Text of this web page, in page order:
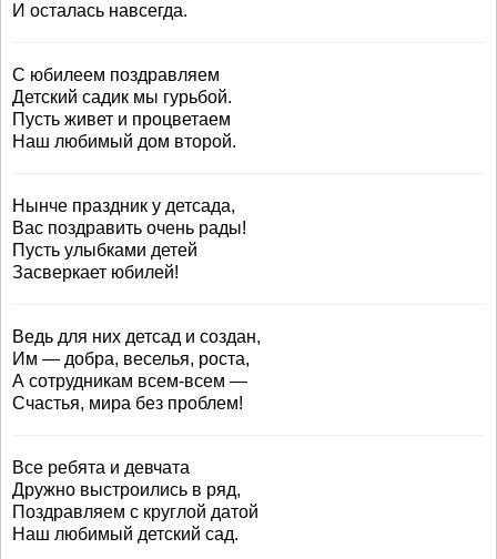
И осталась навсегда.
С юбилеем поздравляем
Детский садик мы гурьбой.
Пусть живет и процветаем
Наш любимый дом второй.
Нынче праздник у детсада,
Вас поздравить очень рады!
Пусть улыбками детей
Засверкает юбилей!
Ведь для них детсад и создан,
Им — добра, веселья, роста,
А сотрудникам всем-всем —
Счастья, мира без проблем!
Все ребята и девчата
Дружно выстроились в ряд,
Поздравляем с круглой датой
Наш любимый детский сад.